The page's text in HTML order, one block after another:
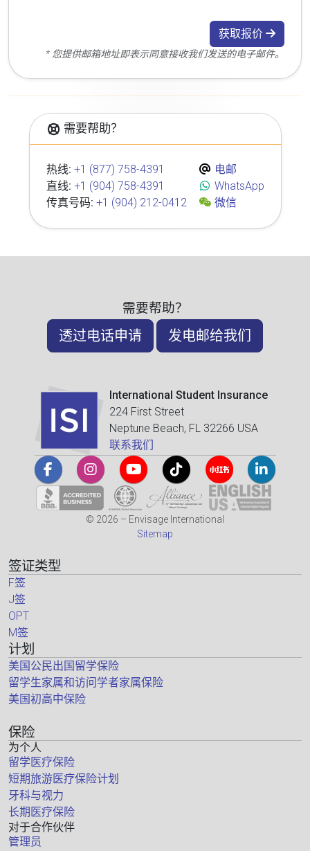
获取报价
* 您提供邮箱地址即表示同意接收我们发送的电子邮件。
需要帮助？
热线: +1 (877) 758-4391
直线: +1 (904) 758-4391
传真号码: +1 (904) 212-0412
电邮
WhatsApp
微信
需要帮助？
透过电话申请 发电邮给我们
International Student Insurance
224 First Street
Neptune Beach, FL 32266 USA
联系我们
© 2026 – Envisage International
Sitemap
签证类型
F签
J签
OPT
M签
计划
美国公民出国留学保险
留学生家属和访问学者家属保险
美国初高中保险
保险
为个人
留学医疗保险
短期旅游医疗保险计划
牙科与视力
长期医疗保险
对于合作伙伴
管理员